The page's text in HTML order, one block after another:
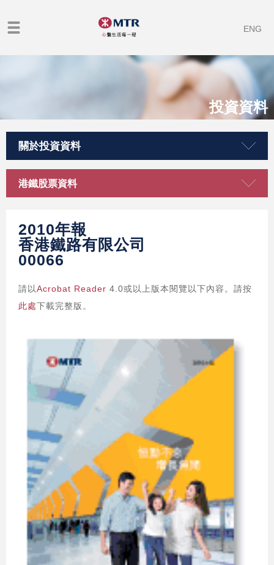
ENG
投資資料
關於投資資料
港鐵股票資料
2010年報
香港鐵路有限公司
00066
請以Acrobat Reader 4.0或以上版本閱覽以下內容。請按
此處下載完整版。